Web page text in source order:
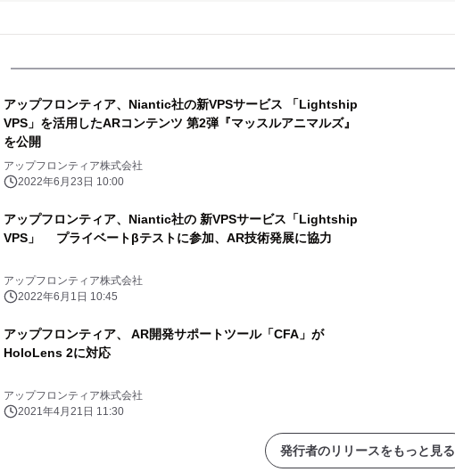
アップフロンティア、Niantic社の新VPSサービス 「Lightship
VPS」を活用したARコンテンツ 第2弾『マッスルアニマルズ』
を公開
アップフロンティア株式会社
2022年6月23日 10:00
アップフロンティア、Niantic社の 新VPSサービス「Lightship
VPS」 プライベートβテストに参加、AR技術発展に協力
アップフロンティア株式会社
2022年6月1日 10:45
アップフロンティア、 AR開発サポートツール「CFA」が
HoloLens 2に対応
アップフロンティア株式会社
2021年4月21日 11:30
発行者のリリースをもっと見る